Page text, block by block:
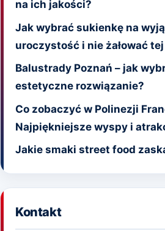
na ich jakości?
Jak wybrać sukienkę na
uroczystość i nie żałować
Balustrady Poznań – jak
estetyczne rozwiązanie?
Co zobaczyć w Polinezji
Najpiękniejsze wyspy i
Jakie smaki street food
Kontakt